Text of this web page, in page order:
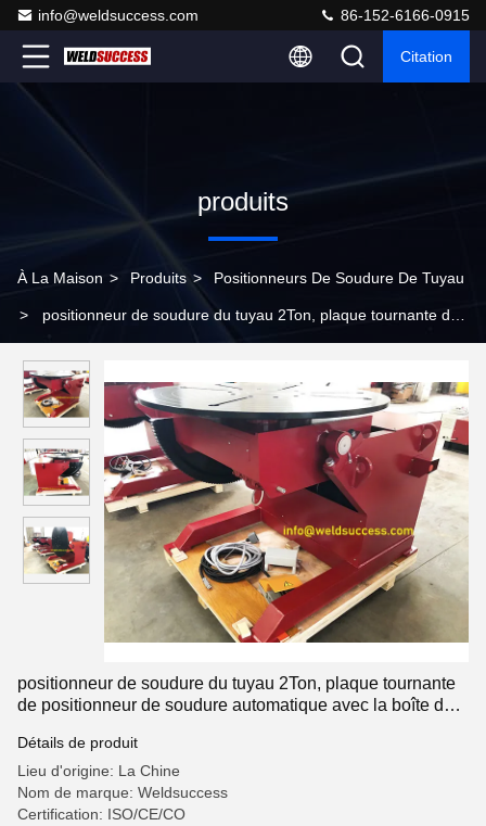
info@weldsuccess.com 86-152-6166-0915
Citation
produits
À La Maison > Produits > Positionneurs De Soudure De Tuyau
> positionneur de soudure du tuyau 2Ton, plaque tournante de
de main et pédale de pied
positionneur de soudure du tuyau 2Ton, plaque tournante
de positionneur de soudure automatique avec la boîte de
Détails de produit
Lieu d'origine: La Chine
Nom de marque: Weldsuccess
Certification: ISO/CE/CO